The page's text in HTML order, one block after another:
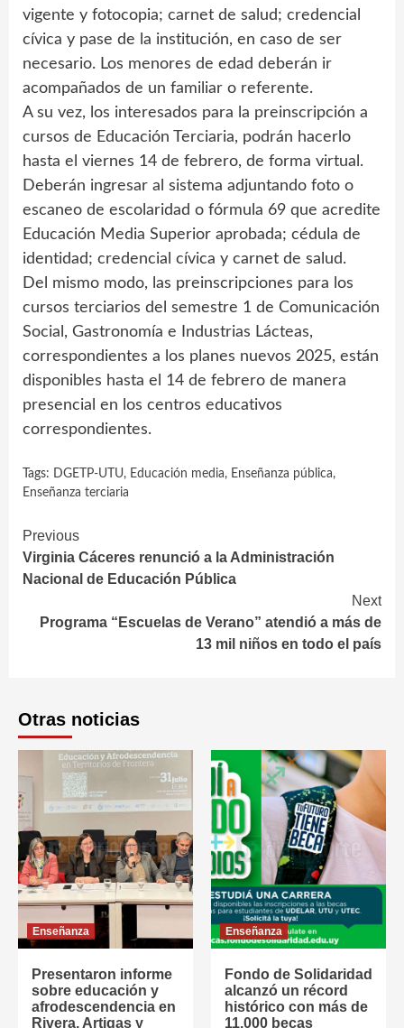
vigente y fotocopia; carnet de salud; credencial
cívica y pase de la institución, en caso de ser
necesario. Los menores de edad deberán ir
acompañados de un familiar o referente.
A su vez, los interesados para la preinscripción a
cursos de Educación Terciaria, podrán hacerlo
hasta el viernes 14 de febrero, de forma virtual.
Deberán ingresar al sistema adjuntando foto o
escaneo de escolaridad o fórmula 69 que acredite
Educación Media Superior aprobada; cédula de
identidad; credencial cívica y carnet de salud.
Del mismo modo, las preinscripciones para los
cursos terciarios del semestre 1 de Comunicación
Social, Gastronomía e Industrias Lácteas,
correspondientes a los planes nuevos 2025, están
disponibles hasta el 14 de febrero de manera
presencial en los centros educativos
correspondientes.
Tags: DGETP-UTU, Educación media, Enseñanza pública,
Enseñanza terciaria
Continue
Reading
Previous
Virginia Cáceres renunció a la Administración
Nacional de Educación Pública
Next
Programa “Escuelas de Verano” atendió a más de
13 mil niños en todo el país
Otras noticias
Enseñanza
Presentaron informe
sobre educación y
afrodescendencia en
Rivera, Artigas y
Enseñanza
Fondo de Solidaridad
alcanzó un récord
histórico con más de
11.000 becas